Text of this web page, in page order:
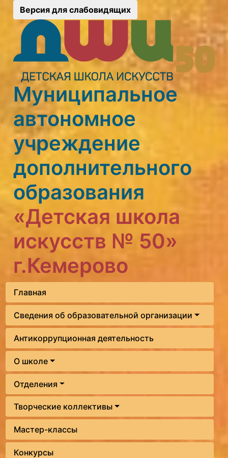
Версия для слабовидящих
Муниципальное
автономное
учреждение
дополнительного
образования
«Детская школа
искусств № 50»
г.Кемерово
Главная
Сведения об образовательной организации
Антикоррупционная деятельность
О школе
Отделения
Творческие коллективы
Мастер-классы
Конкурсы